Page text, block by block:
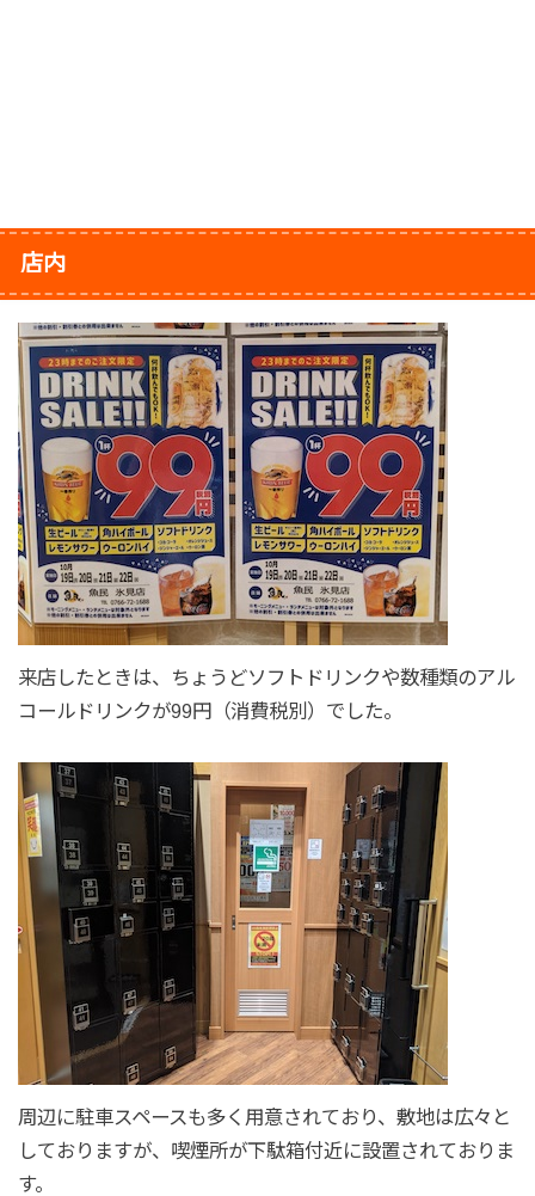
店内
来店したときは、ちょうどソフトドリンクや数種類のアル
コールドリンクが99円（消費税別）でした。
周辺に駐車スペースも多く用意されており、敷地は広々と
しておりますが、喫煙所が下駄箱付近に設置されておりま
す。